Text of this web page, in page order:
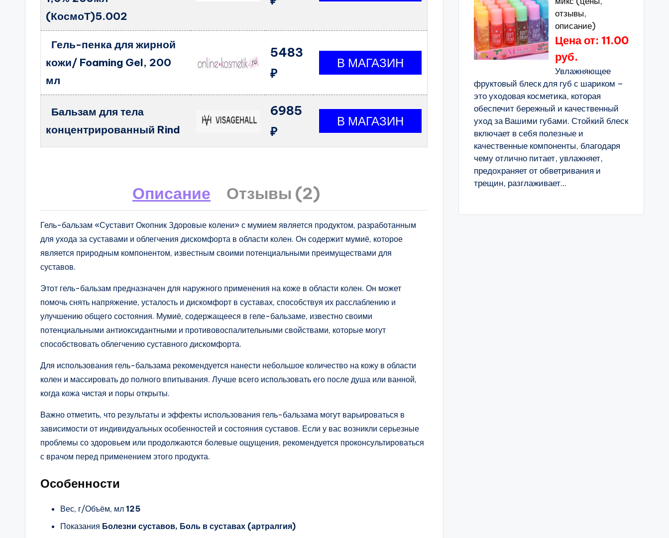
(КосмоТ)5.002
Гель-пенка для жирной
кожи/ Foaming Gel, 200
мл
5483
₽
Бальзам для тела
концентрированный Rind
6985
₽
Описание Отзывы (2)
Гель-бальзам «Суставит Окопник Здоровые колени» с мумием является продуктом, разработанным
для ухода за суставами и облегчения дискомфорта в области колен. Он содержит мумиё, которое
является природным компонентом, известным своими потенциальными преимуществами для
суставов.
Этот гель-бальзам предназначен для наружного применения на коже в области колен. Он может
помочь снять напряжение, усталость и дискомфорт в суставах, способствуя их расслаблению и
улучшению общего состояния. Мумиё, содержащееся в геле-бальзаме, известно своими
потенциальными антиоксидантными и противовоспалительными свойствами, которые могут
способствовать облегчению суставного дискомфорта.
Для использования гель-бальзама рекомендуется нанести небольшое количество на кожу в области
колен и массировать до полного впитывания. Лучше всего использовать его после душа или ванной,
когда кожа чистая и поры открыты.
Важно отметить, что результаты и эффекты использования гель-бальзама могут варьироваться в
зависимости от индивидуальных особенностей и состояния суставов. Если у вас возникли серьезные
проблемы со здоровьем или продолжаются болевые ощущения, рекомендуется проконсультироваться
с врачом перед применением этого продукта.
Особенности
Вес, г/Объём, мл 125
Показания Болезни суставов, Боль в суставах (артралгия)
отзывы,
описание)
Цена от: 11.00
руб.
Увлажняющее
фруктовый блеск для губ с шариком –
это уходовая косметика, которая
обеспечит бережный и качественный
уход за Вашими губами. Стойкий блеск
включает в себя полезные и
качественные компоненты, благодаря
чему отлично питает, увлажняет,
предохраняет от обветривания и
трещин, разглаживает...